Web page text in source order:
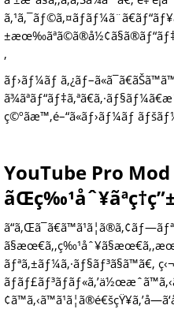
‚
ãƒ›ãƒ¼ãƒ
ç©ºãæ™‚é–“ã«ãƒ›ãƒ¼ãƒ
YouTube Pro
ãƒªã‚±ãƒ¼ã‚·ãƒ§ãƒ³ã§ã™ã€‚